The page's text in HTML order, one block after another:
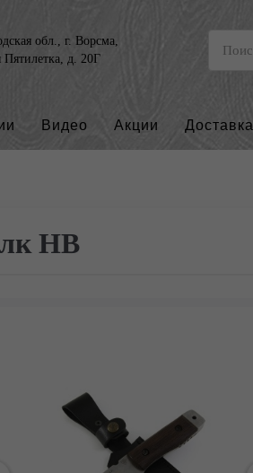
обл., г. Ворсма,
Пятилетка, д. 20Г
Видео Акции Доставка
НВ